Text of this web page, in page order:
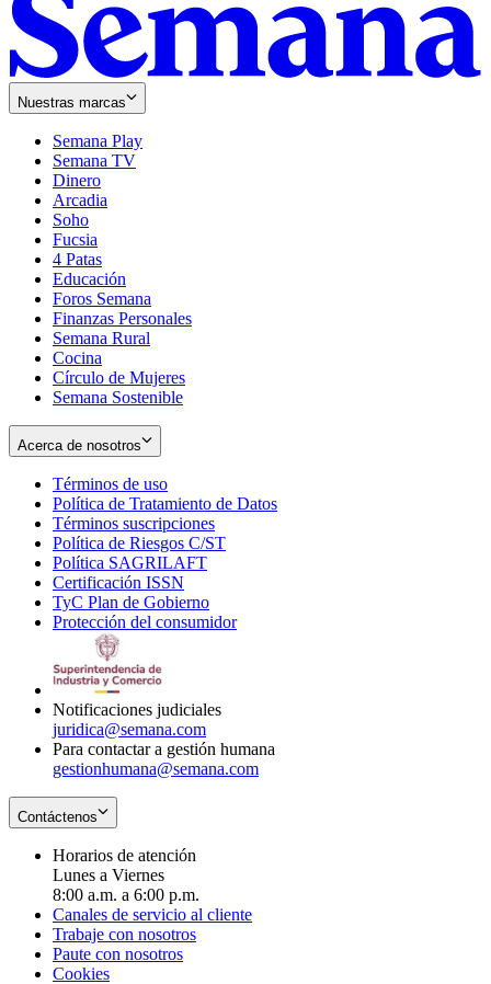
Nuestras marcas
Semana Play
Semana TV
Dinero
Arcadia
Soho
in
new
window
Fucsia
in
new
window
4 Patas
Educación
Foros Semana
Finanzas Personales
Semana Rural
Cocina
Círculo de Mujeres
Semana Sostenible
Acerca de nosotros
Términos de uso
in
new
window
Política de Tratamiento de Datos
Términos suscripciones
in
Política de Riesgos C/ST
Política SAGRILAFT
new
window
Certificación ISSN
in
new
TyC Plan de Gobierno
in
Protección del consumidorOpens
Notificaciones judiciales
juridica@semana.com
Para contactar a gestión humana
gestionhumana@semana.com
Contáctenos
Horarios de atención
Lunes a Viernes
8:00 a.m. a 6:00 p.m.
Canales de servicio al cliente
Trabaje con nosotros
Paute con nosotros
Cookies